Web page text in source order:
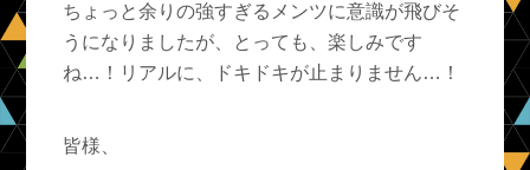
ちょっと余りの強すぎるメンツに意識が飛びそ
うになりましたが、とっても、楽しみです
ね…！リアルに、ドキドキが止まりません…！
皆様、